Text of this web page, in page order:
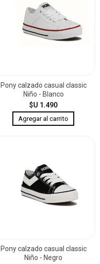
Pony calzado casual classic
Niño - Blanco
$U 1.490
Pony calzado casual classic
Niño - Negro